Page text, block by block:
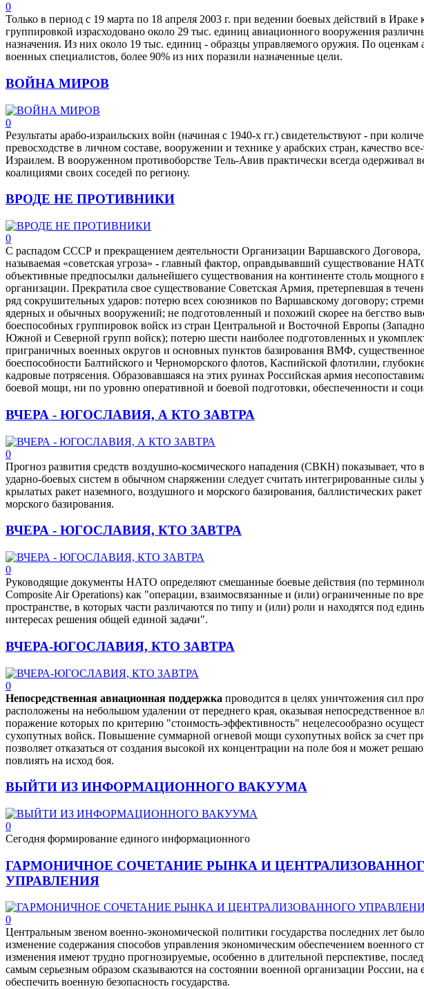
0
Только в период с 19 марта по 18 апреля 2003 г. при ведении боевых действий в Ираке
группировкой израсходовано около 29 тыс. единиц авиационного вооружения
назначения. Из них около 19 тыс. единиц - образцы управляемого оружия. По оценкам
военных специалистов, более 90% из них поразили назначенные цели.
ВОЙНА МИРОВ
0
Результаты арабо-израильских войн (начиная с 1940-х гг.) свидетельствуют - при
превосходстве в личном составе, вооружении и технике у арабских стран, качество все-
Израилем. В вооруженном противоборстве Тель-Авив практически всегда одерживал
коалициями своих соседей по региону.
ВРОДЕ НЕ ПРОТИВНИКИ
0
С распадом СССР и прекращением деятельности Организации Варшавского Договора,
называемая «советская угроза» - главный фактор, оправдывавший существование
объективные предпосылки дальнейшего существования на континенте столь мощного
организации. Прекратила свое существование Советская Армия, претерпевшая в
ряд сокрушительных ударов: потерю всех союзников по Варшавскому договору;
ядерных и обычных вооружений; не подготовленный и похожий скорее на бегство
боеспособных группировок войск из стран Центральной и Восточной Европы
Южной и Северной групп войск); потерю шести наиболее подготовленных и
приграничных военных округов и основных пунктов базирования ВМФ,
боеспособности Балтийского и Черноморского флотов, Каспийской флотилии,
кадровые потрясения. Образовавшаяся на этих руинах Российская армия
боевой мощи, ни по уровню оперативной и боевой подготовки, обеспеченности и
ВЧЕРА - ЮГОСЛАВИЯ, А КТО ЗАВТРА
0
Прогноз развития средств воздушно-космического нападения (СВКН) показывает, что
ударно-боевых систем в обычном снаряжении следует считать интегрированные силы
крылатых ракет наземного, воздушного и морского базирования, баллистических
морского базирования.
ВЧЕРА - ЮГОСЛАВИЯ, КТО ЗАВТРА
0
Руководящие документы НАТО определяют смешанные боевые действия (по
Composite Air Operations) как "операции, взаимосвязанные и (или) ограниченные по
пространстве, в которых части различаются по типу и (или) роли и находятся под
интересах решения общей единой задачи".
ВЧЕРА-ЮГОСЛАВИЯ, КТО ЗАВТРА
0
Непосредственная авиационная поддержка проводится в целях уничтожения сил
расположены на небольшом удалении от переднего края, оказывая непосредственное
поражение которых по критерию "стоимость-эффективность" нецелесообразно
сухопутных войск. Повышение суммарной огневой мощи сухопутных войск за счет
позволяет отказаться от создания высокой их концентрации на поле боя и может
повлиять на исход боя.
ВЫЙТИ ИЗ ИНФОРМАЦИОННОГО ВАКУУМА
0
Сегодня формирование единого информационного
ГАРМОНИЧНОЕ СОЧЕТАНИЕ РЫНКА И
УПРАВЛЕНИЯ
0
Центральным звеном военно-экономической политики государства последних лет было
изменение содержания способов управления экономическим обеспечением военного
изменения имеют трудно прогнозируемые, особенно в длительной перспективе,
самым серьезным образом сказываются на состоянии военной организации России, на
обеспечить военную безопасность государства.